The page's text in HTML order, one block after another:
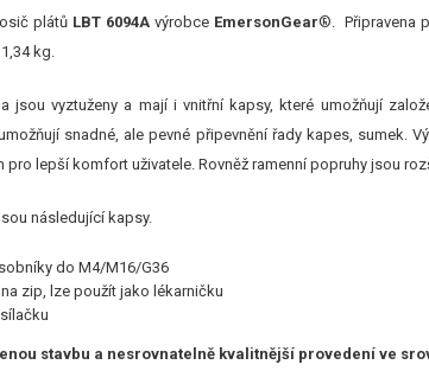
plátů LBT 6094Avýrobce EmersonGear®. Připravena
kg.
jsou vyztuženy a mají i vnitřní kapsy, které umožňují
snadné, ale pevné připevnění řady kapes, sumek.
pro lepší komfort uživatele. Rovněž ramenní popruhy jsou
následující kapsy.
do M4/M16/G36
zip, lze použít jako lékarničku
stavbu a nesrovnatelně kvalitnější provedení ve